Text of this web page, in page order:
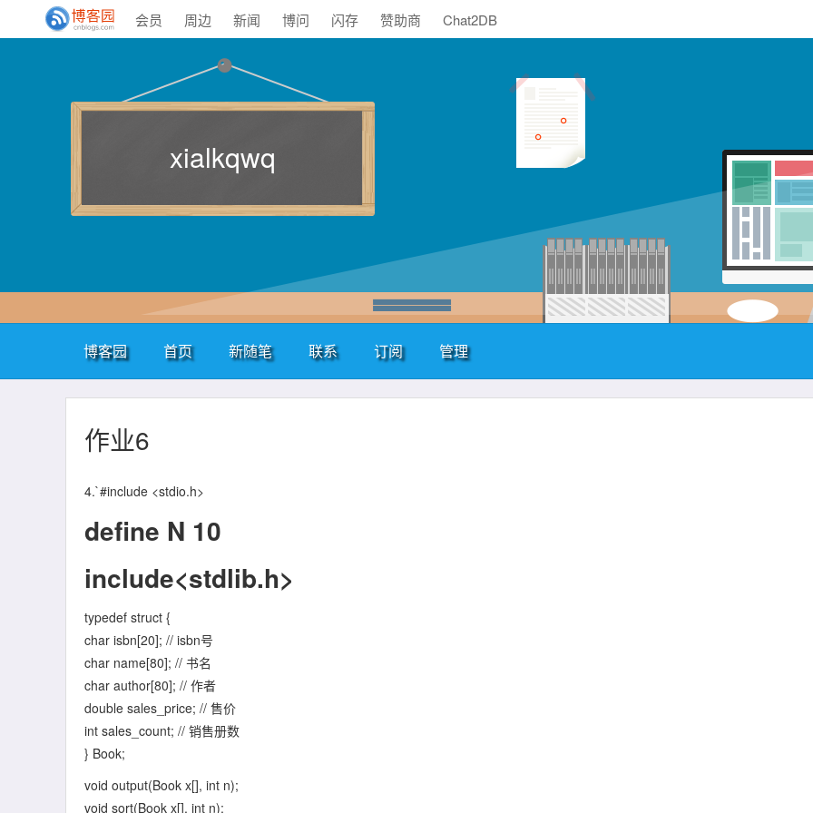
会员 周边 新闻 博问 闪存 赞助商 Chat2DB
xialkqwq
博客园 首页 新随笔 联系 订阅 管理
作业6
4.`#include <stdio.h>
define N 10
include<stdlib.h>
typedef struct {
char isbn[20]; // isbn号
char name[80]; // 书名
char author[80]; // 作者
double sales_price; // 售价
int sales_count; // 销售册数
} Book;
void output(Book x[], int n);
void sort(Book x[], int n);